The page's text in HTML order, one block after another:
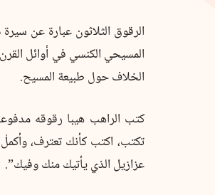
الرقوق الثلاثون عبارة عن
المسيحي الكنسي في أوائل
الخلاف حول طبيعة المسيح.
كتب الراهب هيبا رقوقه
تكتب، اكتب كأنك تعترف،
عزازيل الذي يأتيك منك وفيك”.